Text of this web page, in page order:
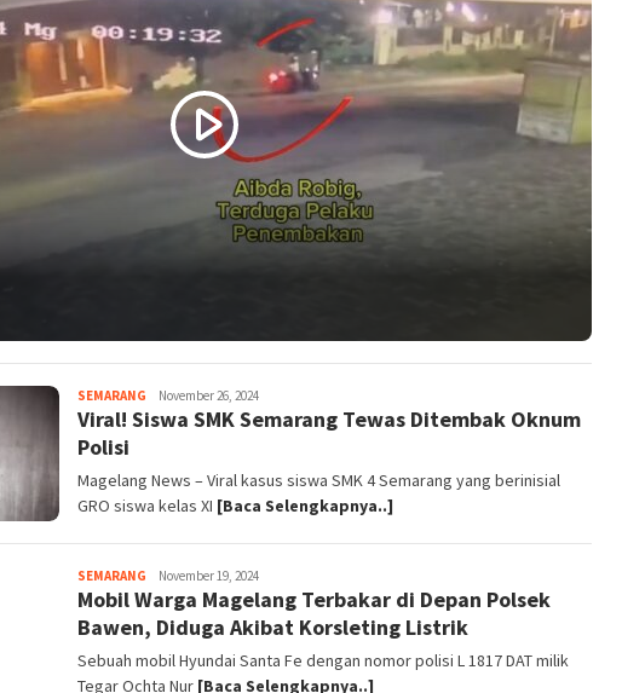
SEMARANG magelangnews
November 26, 2024
Viral! Siswa SMK Semarang Tewas Ditembak Oknum
Polisi
Magelang News – Viral kasus siswa SMK 4 Semarang yang berinisial
GRO siswa kelas XI [Baca Selengkapnya..]
SEMARANG magelangnews
November 19, 2024
Mobil Warga Magelang Terbakar di Depan Polsek
Bawen, Diduga Akibat Korsleting Listrik
Sebuah mobil Hyundai Santa Fe dengan nomor polisi L 1817 DAT milik
Tegar Ochta Nur [Baca Selengkapnya..]